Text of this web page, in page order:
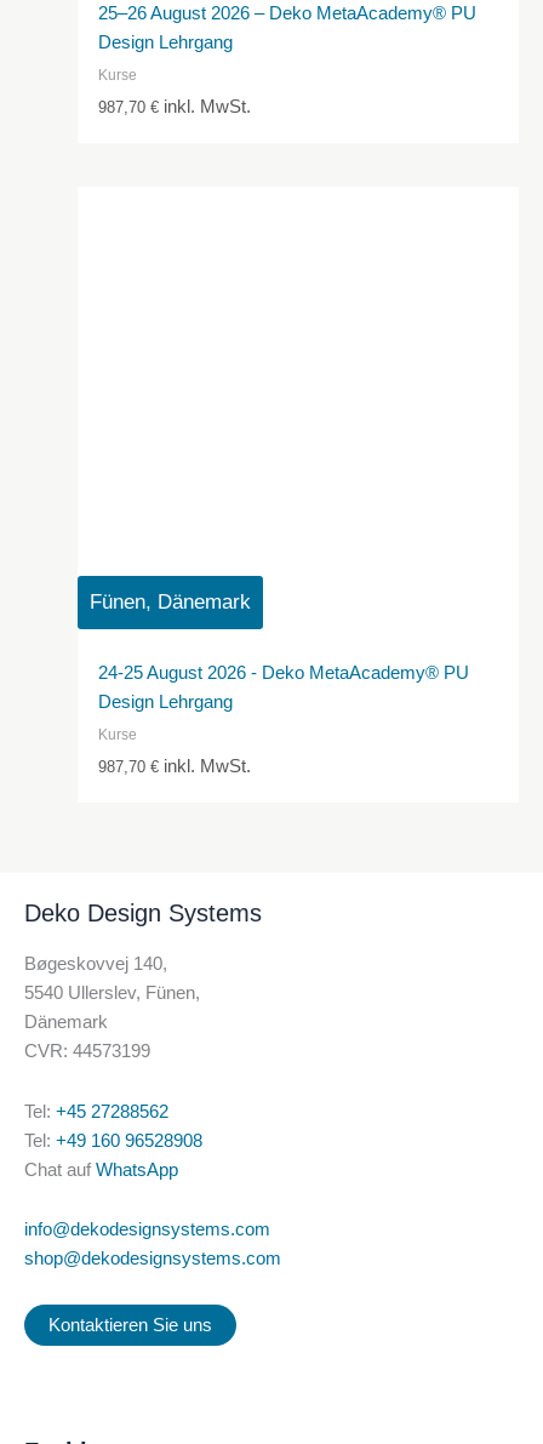
25–26 August 2026 – Deko MetaAcademy® PU
Design Lehrgang
Kurse
987,70€ inkl. MwSt.
Fünen, Dänemark
24-25 August 2026 - Deko MetaAcademy® PU
Design Lehrgang
Kurse
987,70€ inkl. MwSt.
Deko Design Systems
Bøgeskovvej 140,
5540 Ullerslev, Fünen,
Dänemark
CVR: 44573199
Tel: +45 27288562
Tel: +49 160 96528908
Chat auf WhatsApp
info@dekodesignsystems.com
shop@dekodesignsystems.com
Kontaktieren Sie uns